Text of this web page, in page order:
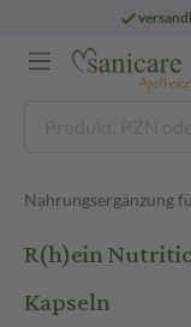
Nahrungsergänzung
R(h)ein
Kapseln